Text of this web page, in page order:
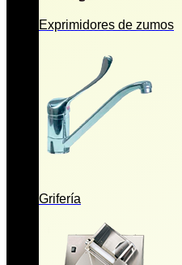
Exprimidores de zumos
Grifería